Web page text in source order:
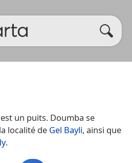
un puits. Doumba se
localité de Gel Bayli, ainsi que
.